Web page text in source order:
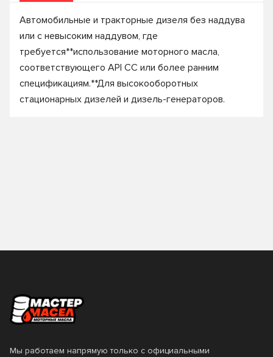
Автомобильные и тракторные дизеля без наддува
или с невысоким наддувом, где
требуется**использование моторного масла,
соответствующего API CC или более ранним
спецификациям.**Для высокооборотных
стационарных дизелей и дизель-генераторов.
Мы работаем напрямую только с официальными